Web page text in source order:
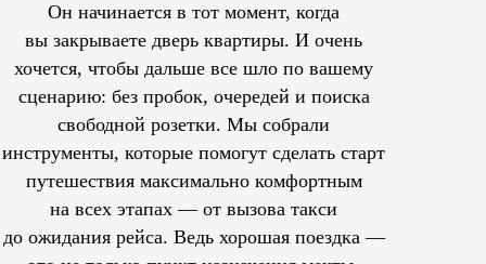
Он начинается в тот момент, когда
вы закрываете дверь квартиры. И очень
хочется, чтобы дальше все шло по вашему
сценарию: без пробок, очередей и поиска
свободной розетки. Мы собрали
инструменты, которые помогут сделать старт
путешествия максимально комфортным
на всех этапах — от вызова такси
до ожидания рейса. Ведь хорошая поездка —